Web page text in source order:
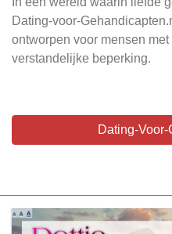
Dating-voor-
ontworpen voor mensen
verstandelijke beperking.
Dating-